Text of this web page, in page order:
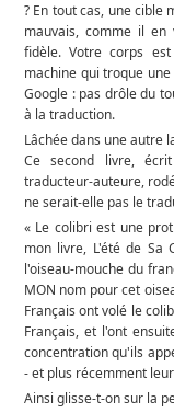
? En tout cas, une cible
mauvais, comme il en
fidèle. Votre corps
machine qui troque
Google : pas drôle du
à la traduction.
Lâchée dans une autre
Ce second livre,
traducteur-auteure,
ne serait-elle pas le
« Le colibri est une
mon livre, L'été de Sa
l'oiseau-mouche du
MON nom pour cet
Français ont volé le
Français, et l'ont
concentration qu'ils
- et plus récemment
Ainsi glisse-t-on sur la